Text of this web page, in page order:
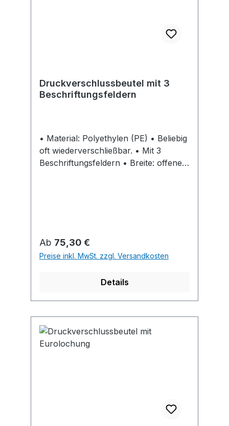
Druckverschlussbeutel mit 3
Beschriftungsfeldern
• Material: Polyethylen (PE) • Beliebig
oft wiederverschließbar. • Mit 3
Beschriftungsfeldern • Breite: offene
Cadmium, sechswertiges Chrom und
polybromierter Diphenylether
eingesetzt.
Regulärer Preis:
Ab 75,30 €
Preise inkl. MwSt. zzgl. Versandkosten
Details